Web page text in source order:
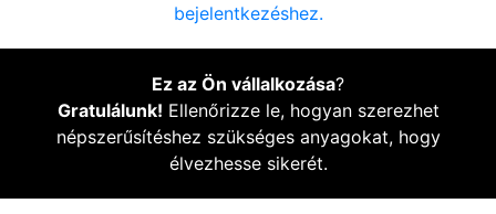
bejelentkezéshez.
Ez az Ön vállalkozása?
Gratulálunk! Ellenőrizze le, hogyan szerezhet
népszerűsítéshez szükséges anyagokat, hogy
élvezhesse sikerét.